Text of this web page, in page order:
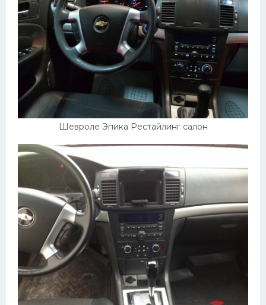
Шевроле Эпика Рестайлинг салон